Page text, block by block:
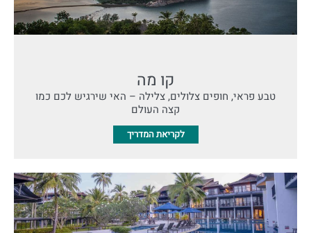
קו מה
טבע פראי, חופים צלולים, צלילה – האי שירגיש לכם כמו
קצה העולם
לקריאת המדריך